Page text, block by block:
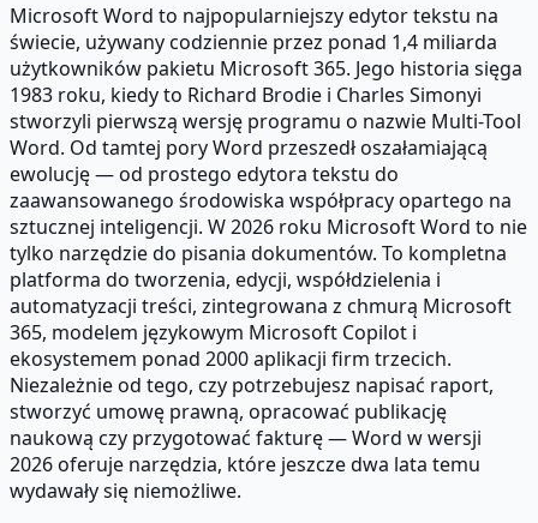
Microsoft Word to najpopularniejszy edytor tekstu na
świecie, używany codziennie przez ponad 1,4 miliarda
użytkowników pakietu Microsoft 365. Jego historia sięga
1983 roku, kiedy to Richard Brodie i Charles Simonyi
stworzyli pierwszą wersję programu o nazwie Multi-Tool
Word. Od tamtej pory Word przeszedł oszałamiającą
ewolucję — od prostego edytora tekstu do
zaawansowanego środowiska współpracy opartego na
sztucznej inteligencji. W 2026 roku Microsoft Word to nie
tylko narzędzie do pisania dokumentów. To kompletna
platforma do tworzenia, edycji, współdzielenia i
automatyzacji treści, zintegrowana z chmurą Microsoft
365, modelem językowym Microsoft Copilot i
ekosystemem ponad 2000 aplikacji firm trzecich.
Niezależnie od tego, czy potrzebujesz napisać raport,
stworzyć umowę prawną, opracować publikację
naukową czy przygotować fakturę — Word w wersji
2026 oferuje narzędzia, które jeszcze dwa lata temu
wydawały się niemożliwe.